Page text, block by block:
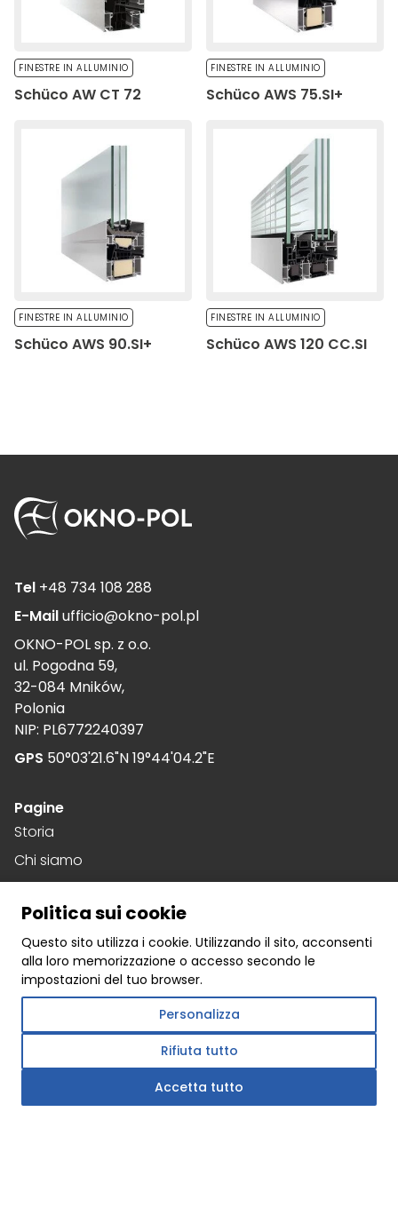
Politica sui cookie
Questo sito utilizza i cookie. Utilizzando il sito, acconsenti
alla loro memorizzazione o accesso secondo le
impostazioni del tuo browser.
Personalizza
Rifiuta tutto
Accetta tutto
FINESTRE IN ALLUMINIO
Schüco AW CT 72
FINESTRE IN ALLUMINIO
Schüco AWS 75.SI+
FINESTRE IN ALLUMINIO
Schüco AWS 90.SI+
FINESTRE IN ALLUMINIO
Schüco AWS 120 CC.SI
Tel +48 734 108 288
E-Mailufficio@okno-pol.pl
OKNO-POL sp. z o.o.
ul. Pogodna 59,
32-084 Mników,
Polonia
NIP: PL6772240397
GPS 50°03'21.6"N 19°44'04.2"E
Pagine
Storia
Chi siamo
Realizzazioni
Download
Politica sulla privacy
Contatto
Offerta
Porte
Social media